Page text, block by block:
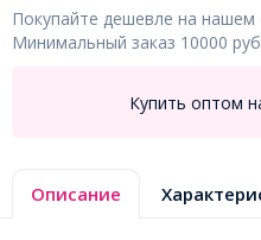
Покупайте дешевле на нашем
Минимальный заказ 10000
Купить оптом
Описание